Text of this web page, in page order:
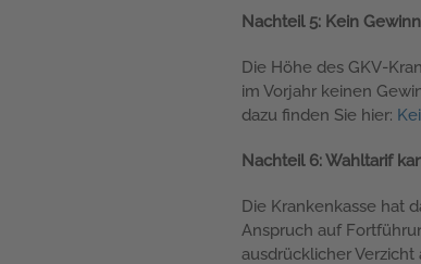
Nachteil 5: Kein
Die Höhe des GKV-
im Vorjahr keinen
dazu finden Sie hier:
Nachteil 6: Wahltarif
Die Krankenkasse hat
Anspruch auf
ausdrücklicher